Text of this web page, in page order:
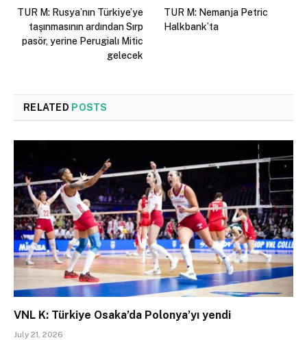
TUR M: Rusya’nın Türkiye’ye
taşınmasının ardından Sırp
pasör, yerine Perugialı Mitic
gelecek
TUR M: Nemanja Petric
Halkbank’ta
RELATED POSTS
VNL K: Türkiye Osaka’da Polonya’yı yendi
July 21, 2026